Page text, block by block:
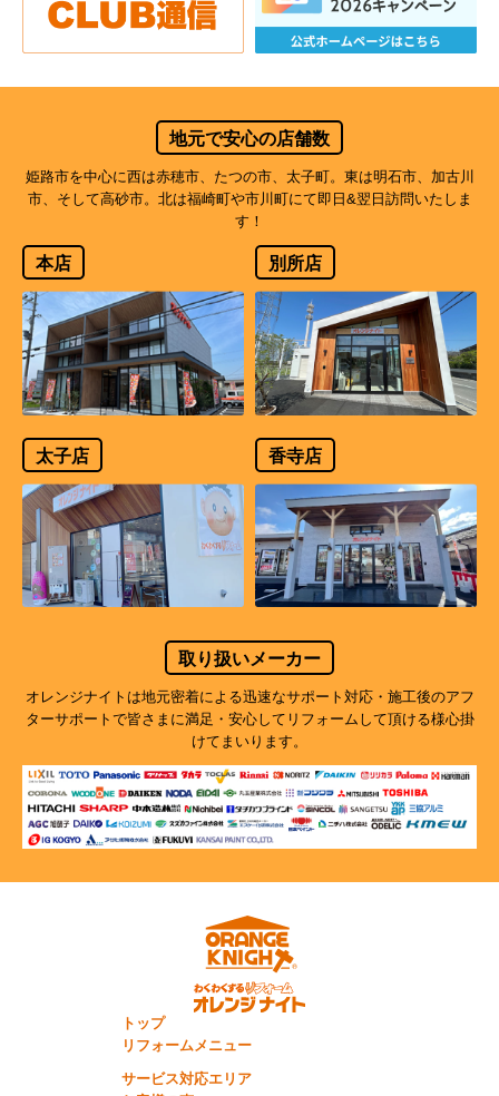
地元で安心の店舗数
姫路市を中心に西は赤穂市、たつの市、太子町。東は明石市、加古川
市、そして高砂市。北は福崎町や市川町にて即日&翌日訪問いたしま
す！
本店 別所店
太子店 香寺店
取り扱いメーカー
オレンジナイトは地元密着による迅速なサポート対応・施工後のアフ
ターサポートで皆さまに満足・安心してリフォームして頂ける様心掛
けてまいります。
トップ
リフォームメニュー
サービス対応エリア